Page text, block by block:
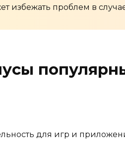
избежать проблем в
для игр и